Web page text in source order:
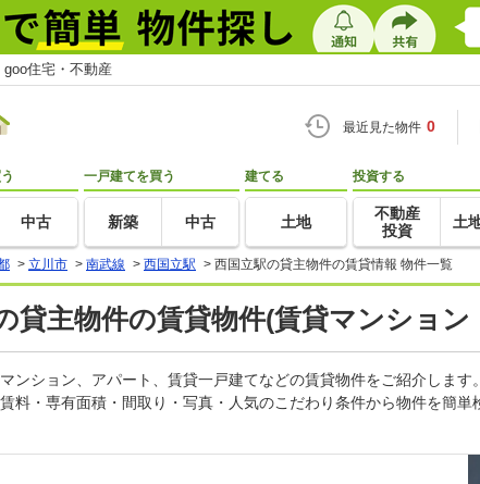
住宅・不動産
最近見た物件 0
中古
一戸建てを買う
新築 中古
建てる
土地
投資する
不動産
投資
土
> 立川市 > 南武線 > 西国立駅 > 西国立駅の貸主物件の賃貸情報 物件一覧
貸主物件の賃貸物件(賃貸マンショ
ンション、アパート、賃貸一戸建てなどの賃貸物件をご紹介しま
料・専有面積・間取り・写真・人気のこだわり条件から物件を簡